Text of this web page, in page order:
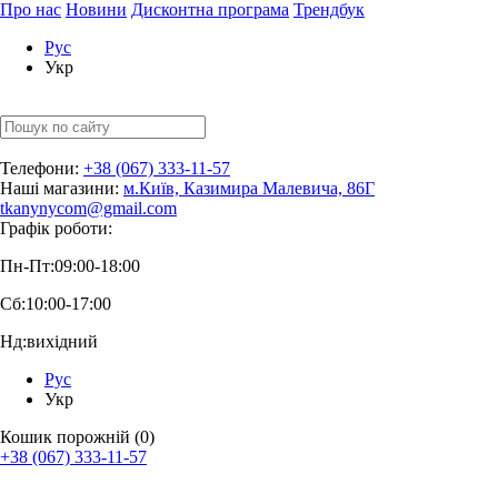
Про нас Новини Дисконтна програма Трендбук
Рус
Укр
Телефони: +38 (067) 333-11-57
Наші магазини: м.Київ, Казимира Малевича, 86Г
tkanynycom@gmail.com
Графік роботи:
Пн-Пт:09:00-18:00
Сб:10:00-17:00
Нд:вихідний
Рус
Укр
Кошик порожній (0)
+38 (067) 333-11-57